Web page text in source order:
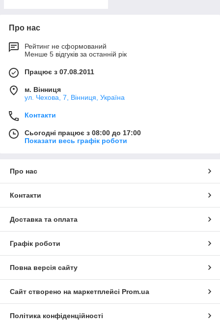
Про нас
Рейтинг не сформований
Менше 5 відгуків за останній рік
Працює з 07.08.2011
м. Вінниця
ул. Чехова, 7, Вінниця, Україна
Контакти
Сьогодні працює з 08:00 до 17:00
Показати весь графік роботи
Про нас
Контакти
Доставка та оплата
Графік роботи
Повна версія сайту
Сайт створено на маркетплейсі Prom.ua
Політика конфіденційності